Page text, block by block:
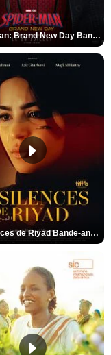
Spider-Man: Brand New Day Bande-annonce VO STFR
Les Silences de Riyad Bande-annonce VO STFR